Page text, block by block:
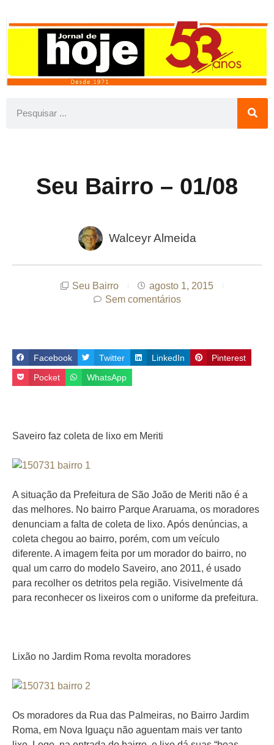
Seu Bairro – 01/08
Walceyr Almeida
Seu Bairro
agosto 1, 2015
Sem comentários
Facebook Twitter LinkedIn Pinterest
Pocket WhatsApp
Saveiro faz coleta de lixo em Meriti
A situação da Prefeitura de São João de Meriti não é a
das melhores. No bairro Parque Araruama, os moradores
denunciam a falta de coleta de lixo. Após denúncias, a
coleta chegou ao bairro, porém, com um veículo
diferente. A imagem feita por um morador do bairro, no
qual um carro do modelo Saveiro, ano 2011, é usado
para recolher os detritos pela região. Visivelmente dá
para reconhecer os lixeiros com o uniforme da prefeitura.
Lixão no Jardim Roma revolta moradores
Os moradores da Rua das Palmeiras, no Bairro Jardim
Roma, em Nova Iguaçu não aguentam mais ver tanto